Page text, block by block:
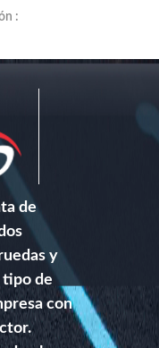
:
de
y
tipo de
con